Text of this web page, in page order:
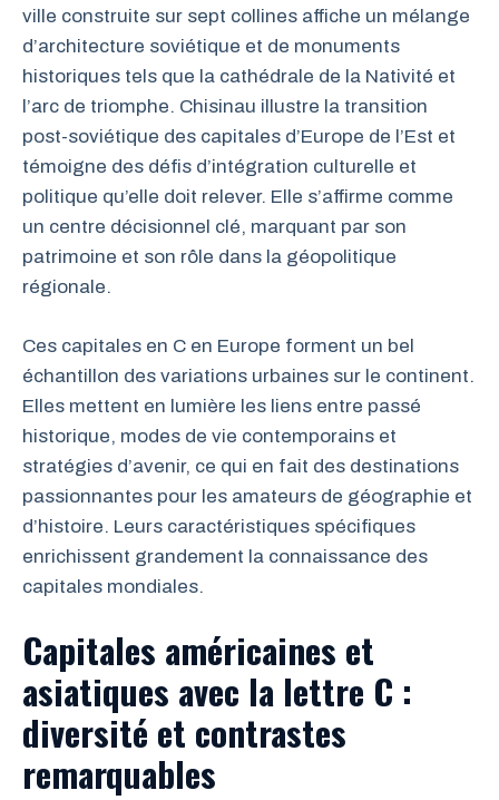
ville construite sur sept collines affiche un mélange
d’architecture soviétique et de monuments
historiques tels que la cathédrale de la Nativité et
l’arc de triomphe. Chisinau illustre la transition
post-soviétique des capitales d’Europe de l’Est et
témoigne des défis d’intégration culturelle et
politique qu’elle doit relever. Elle s’affirme comme
un centre décisionnel clé, marquant par son
patrimoine et son rôle dans la géopolitique
régionale.
Ces capitales en C en Europe forment un bel
échantillon des variations urbaines sur le continent.
Elles mettent en lumière les liens entre passé
historique, modes de vie contemporains et
stratégies d’avenir, ce qui en fait des destinations
passionnantes pour les amateurs de géographie et
d’histoire. Leurs caractéristiques spécifiques
enrichissent grandement la connaissance des
capitales mondiales.
Capitales américaines et
asiatiques avec la lettre C :
diversité et contrastes
remarquables